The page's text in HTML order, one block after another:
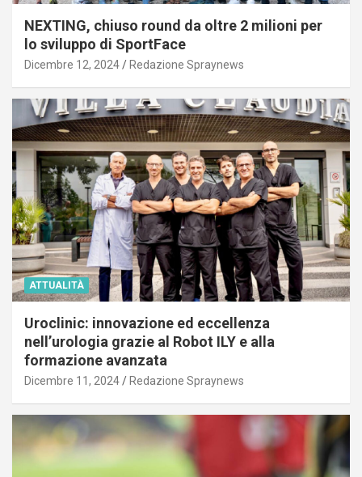
NEXTING, chiuso round da oltre 2 milioni per
lo sviluppo di SportFace
Dicembre 12, 2024 Redazione Spraynews
ATTUALITÀ
Uroclinic: innovazione ed eccellenza
nell’urologia grazie al Robot ILY e alla
formazione avanzata
Dicembre 11, 2024 Redazione Spraynews